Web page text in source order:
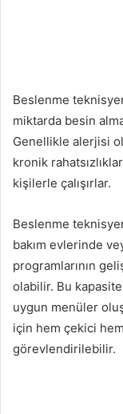
Beslenme
miktarda besin
Genellikle alerjisi
kronik
kişilerle çalışırlar.
Beslenme
bakım evlerinde
programlarının
olabilir. Bu
uygun menüler
için hem çekici hem
görevlendirilebilir.